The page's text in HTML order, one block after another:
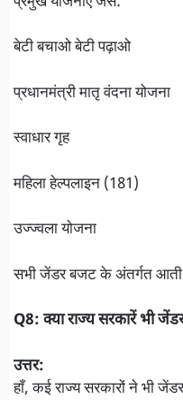
बेटी बचाओ बेटी पढ़ाओ
प्रधानमंत्री मातृ वंदना योजना
स्वाधार गृह
महिला हेल्पलाइन (181)
उज्ज्वला योजना
सभी जेंडर बजट के अंतर्गत
Q8: क्या राज्य सरकारें भी
उत्तर:
हाँ, कई राज्य सरकारों ने भी